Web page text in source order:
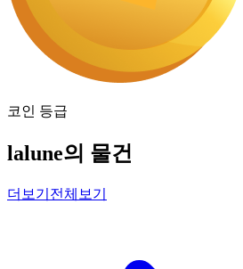
코인 등급
lalune의 물건
더보기 전체보기